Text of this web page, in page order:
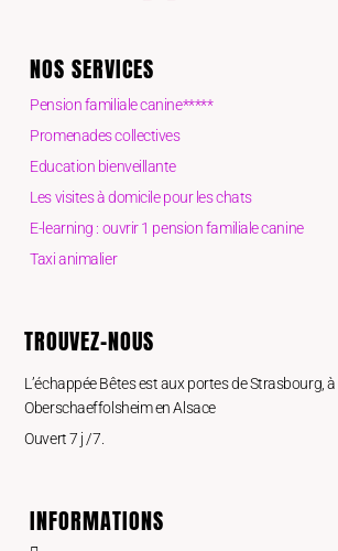
NOS SERVICES
Pension familiale canine*****
Promenades collectives
Education bienveillante
Les visites à domicile pour les chats
E-learning : ouvrir 1 pension familiale canine
Taxi animalier
TROUVEZ-NOUS
L’échappée Bêtes est aux portes de Strasbourg, à
Oberschaeffolsheim en Alsace
Ouvert 7 j /7.
INFORMATIONS